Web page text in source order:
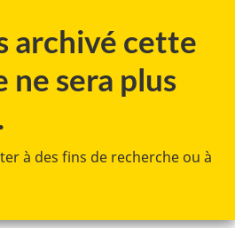
au
principal
à
Au
»
à
version
archivé cette
ne sera plus
à des fins de recherche ou à